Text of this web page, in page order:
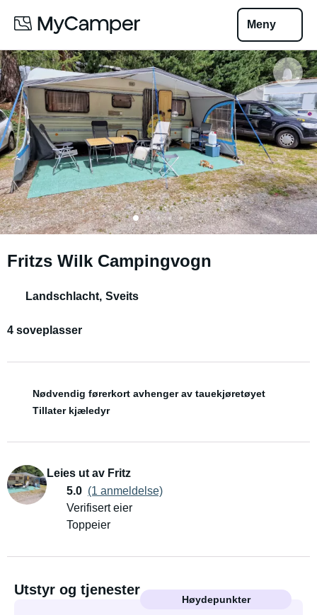
Meny
Fritzs Wilk Campingvogn
Landschlacht, Sveits
4 soveplasser
Nødvendig førerkort avhenger av tauekjøretøyet
Tillater kjæledyr
Leies ut av Fritz
5.0 (1 anmeldelse)
Verifisert eier
Toppeier
Utstyr og tjenester
Høydepunkter